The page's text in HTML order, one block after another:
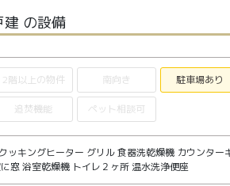
の設備
2階以上の物件 南向き 駐車場あり
追焚機能 ペット相談可
ッキングヒーター グリル 食器洗乾燥機 カウンタ
窓 浴室乾燥機 トイレ２ヶ所 温水洗浄便座